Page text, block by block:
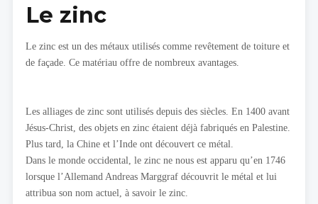
Le zinc
Le zinc est un des métaux utilisés comme revêtement de toiture et
de façade. Ce matériau offre de nombreux avantages.
Les alliages de zinc sont utilisés depuis des siècles. En 1400 avant
Jésus-Christ, des objets en zinc étaient déjà fabriqués en Palestine.
Plus tard, la Chine et l’Inde ont découvert ce métal.
Dans le monde occidental, le zinc ne nous est apparu qu’en 1746
lorsque l’Allemand Andreas Marggraf découvrit le métal et lui
attribua son nom actuel, à savoir le zinc.